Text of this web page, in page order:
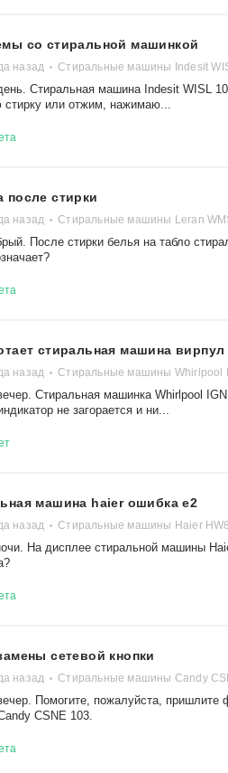
со стиральной машинкой
назад Стиральные машины Indesit
Стиральная машина Indesit WISL
стирку или отжим, нажимаю...
после стирки
назад Стиральные машины Leran
После стирки белья на табло
стиральная машина вирпул
назад Стиральные машины Whirlpool
Стиральная машинка Whirlpool
не загорается и ни...
машина haier ошибка e2
назад Стиральные машины Haier
На дисплее стиральной машины
сетевой кнопки
назад Стиральные машины Candy
Помогите, пожалуйста, пришлите
CSNE 103.